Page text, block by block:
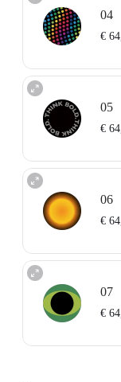
04
€
05
€
06
€
07
€